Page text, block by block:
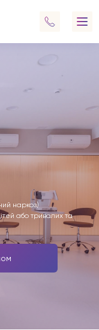
наркоз)
або тривалих та